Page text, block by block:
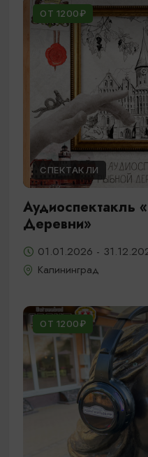
ОТ 1200₽
СПЕКТАКЛИ
Аудиоспектакль
Деревни»
01.01.2026 -
Калининград
ОТ 1200₽